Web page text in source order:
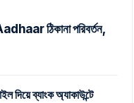
ঠিকানা পরিবর্তন,
ব্যাংক অ্যাকাউন্টে